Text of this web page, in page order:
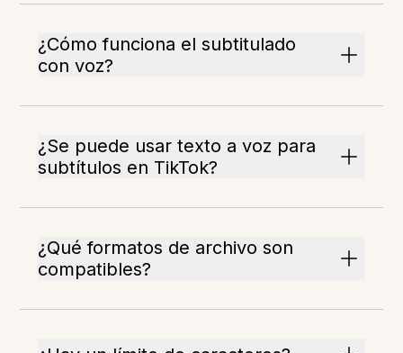
¿Cómo funciona el subtitulado
con voz?
¿Se puede usar texto a voz para
subtítulos en TikTok?
¿Qué formatos de archivo son
compatibles?